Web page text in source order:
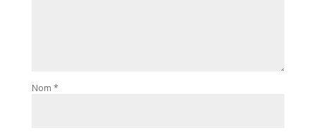
Nom *